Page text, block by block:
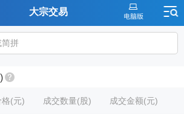
大宗交易
格(元) 成交数量(股) 成交金额(元)